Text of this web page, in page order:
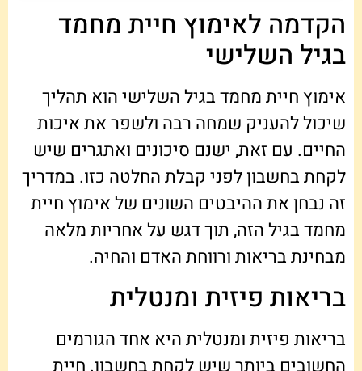
הקדמה לאימוץ חיית מחמד
בגיל השלישי
אימוץ חיית מחמד בגיל השלישי הוא תהליך
שיכול להעניק שמחה רבה ולשפר את איכות
החיים. עם זאת, ישנם סיכונים ואתגרים שיש
לקחת בחשבון לפני קבלת החלטה כזו. במדריך
זה נבחן את ההיבטים השונים של אימוץ חיית
מחמד בגיל הזה, תוך דגש על אחריות מלאה
מבחינת בריאות ורווחת האדם והחיה.
בריאות פיזית ומנטלית
בריאות פיזית ומנטלית היא אחד הגורמים